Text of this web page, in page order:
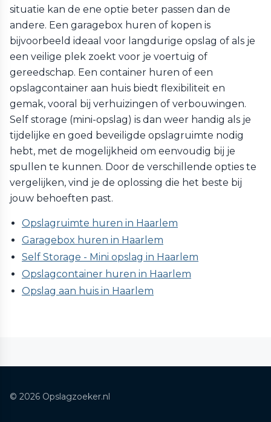
situatie kan de ene optie beter passen dan de
andere. Een garagebox huren of kopen is
bijvoorbeeld ideaal voor langdurige opslag of als je
een veilige plek zoekt voor je voertuig of
gereedschap. Een container huren of een
opslagcontainer aan huis biedt flexibiliteit en
gemak, vooral bij verhuizingen of verbouwingen.
Self storage (mini-opslag) is dan weer handig als je
tijdelijke en goed beveiligde opslagruimte nodig
hebt, met de mogelijkheid om eenvoudig bij je
spullen te kunnen. Door de verschillende opties te
vergelijken, vind je de oplossing die het beste bij
jouw behoeften past.
Opslagruimte huren in Haarlem
Garagebox huren in Haarlem
Self Storage - Mini opslag in Haarlem
Opslagcontainer huren in Haarlem
Opslag aan huis in Haarlem
© 2026 Opslagzoeker.nl